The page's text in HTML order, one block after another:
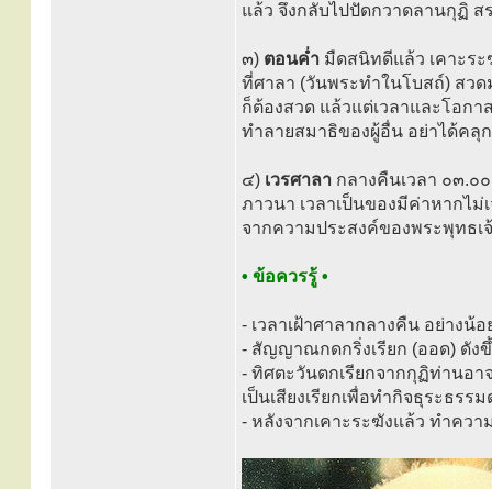
แล้ว จึงกลับไปปัดกวาดลานกุฏิ ส
๓) ตอนค่ำ มืดสนิทดีแล้ว เคาะร
ที่ศาลา (วันพระทำในโบสถ์) สว
ก็ต้องสวด แล้วแต่เวลาและโอกา
ทำลายสมาธิของผู้อื่น อย่าได้คลุ
๔) เวรศาลา กลางคืนเวลา ๐๓.
ภาวนา เวลาเป็นของมีค่าหากไ
จากความประสงค์ของพระพุทธเ
• ข้อควรรู้ •
- เวลาเฝ้าศาลากลางคืน อย่างน้
- สัญญาณกดกริ่งเรียก (ออด) ดั
- ทิศตะวันตกเรียกจากกุฏิท่านอา
เป็นเสียงเรียกเพื่อทำกิจธุระธรร
- หลังจากเคาะระฆังแล้ว ทำคว